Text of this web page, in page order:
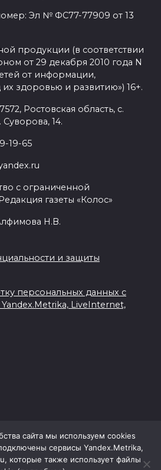
по нацпроекту
Ростов может
с населением
15:22
мужчина
15:06
области из-за
трасс поливают
14:55
ДПС помогли
в заброшенном
14:30
Эл № ФС77-77909 от 13
продукции (в соответствии
от 29 декабря 2010 года N
от информации,
здоровью и развитию») 16+.
Ростовская область, с.
14.
19-65
с ограниченной
газеты «Колос»
Н.В.
и защиты
персональных данных с
LiveInternet,
сайта мы используем cookies
сервисы Yandex.Metrika,
которые также использует файлы